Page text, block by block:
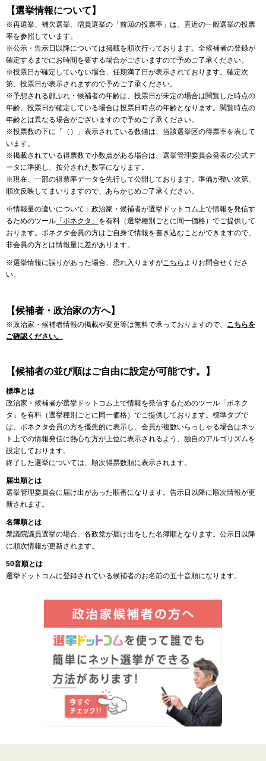
【選挙情報について】
※再選挙、補欠選挙、増員選挙の「前回の投票率」は、直近の一般選挙の投票
率を参照しています。
※公示・告示日以降については掲載を順次行っております。全候補者の登録が
確定するまでにお時間を要する場合がございますので予めご了承ください。
※投票日が確定していない場合、任期満了日が表示されております。確定次
第、投票日が表示されますので予めご了承ください。
※予想される顔ぶれ・候補者の年齢は、投票日が未定の場合は閲覧した時点の
年齢、投票日が確定している場合は投票日時点の年齢となります。閲覧時点の
年齢とは異なる場合がございますので予めご了承ください。
※投票数の下に「（）」表示されている数値は、当該選挙区の得票率を表して
います。
※掲載されている得票数で小数点がある場合は、選挙管理委員会発表の公式デ
ータに準拠し、按分された数字になります。
※現在、一部の得票率データを先行して公開しております。準備が整い次第、
順次反映してまいりますので、あらかじめご了承ください。
※情報量の違いについて：政治家・候補者が選挙ドットコム上で情報を発信す
るためのツール 「ボネクタ」 を有料（選挙種別ごとに同一価格）でご提供して
おります。ボネクタ会員の方はご自身で情報を書き込むことができますので、
非会員の方とは情報量に差があります。
※選挙情報に誤りがあった場合、恐れ入りますがこちら よりお問合せくださ
い。
【候補者・政治家の方へ】
※政治家・候補者情報の掲載や変更等は無料で承っておりますので、 こちらを
ご確認ください。
【候補者の並び順はご自由に設定が可能です。】
標準とは
政治家・候補者が選挙ドットコム上で情報を発信するためのツール「ボネク
タ」を有料（選挙種別ごとに同一価格）でご提供しております。標準タブで
は、ボネクタ会員の方を優先的に表示し、会員が複数いらっしゃる場合はネッ
ト上での情報発信に熱心な方が上位に表示されるよう、独自のアルゴリズムを
設定しております。
終了した選挙については、順次得票数順に表示されます。
届出順とは
選挙管理委員会に届け出があった順番になります。告示日以降に順次情報が更
新されます。
名簿順とは
衆議院議員選挙の場合、各政党が届け出をした名簿順となります。公示日以降
に順次情報が更新されます。
50音順とは
選挙ドットコムに登録されている候補者のお名前の五十音順になります。